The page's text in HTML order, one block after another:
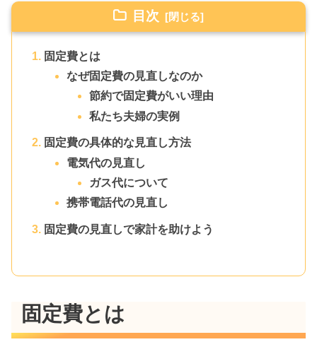
目次
固定費とは
なぜ固定費の見直しなのか
節約で固定費がいい理由
私たち夫婦の実例
固定費の具体的な見直し方法
電気代の見直し
ガス代について
携帯電話代の見直し
固定費の見直しで家計を助けよう
固定費とは